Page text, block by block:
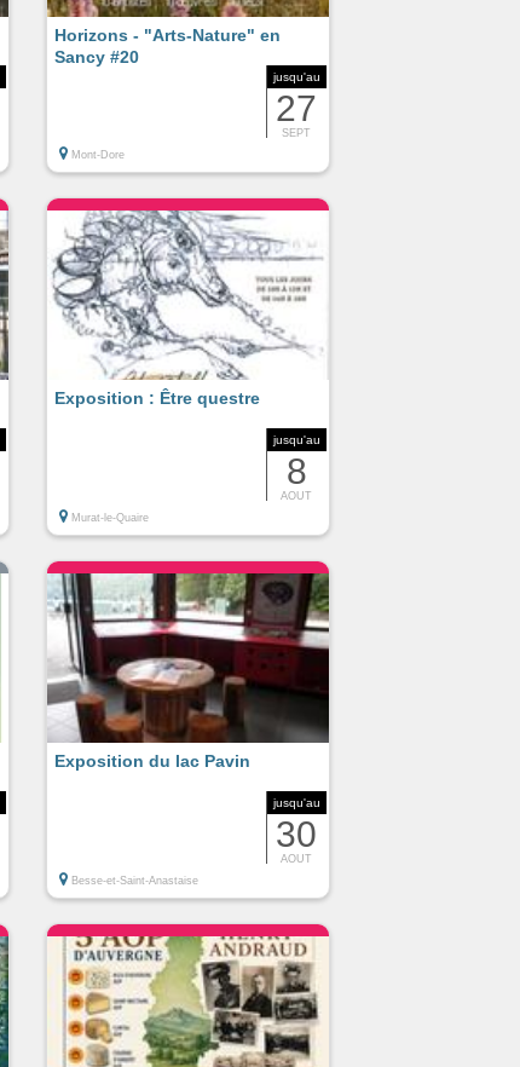
jusqu'au
27
SEPT
Horizons - "Arts-Nature" en
Sancy #20
Mont-Dore
jusqu'au
8
AOUT
Exposition : Être questre
Murat-le-Quaire
jusqu'au
30
AOUT
Exposition du lac Pavin
Besse-et-Saint-Anastaise